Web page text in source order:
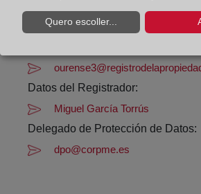
Datos de contacto:
Datos del Registrador:
Miguel García Torrús
Delegado de Protección de Datos:
dpo@corpme.es
Quero escoller...